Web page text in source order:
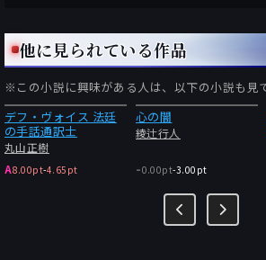
他に見られている作品
※この小説に興味がある人は、以下の小説も見
デフ・ヴォイス 法廷
の手話通訳士
丸山正樹
A8.00pt-4.65pt
心の闇
綾辻行人
-0.00pt-3.00pt